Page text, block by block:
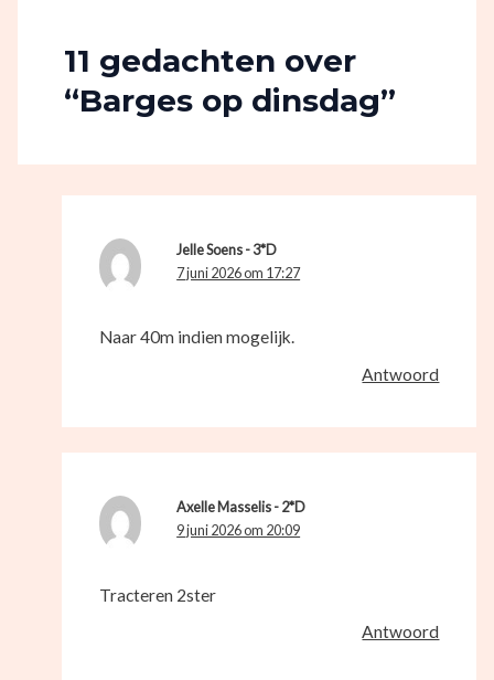
11 gedachten over
“Barges op dinsdag”
Jelle Soens - 3*D
7 juni 2026 om 17:27
Naar 40m indien mogelijk.
Antwoord
Axelle Masselis - 2*D
9 juni 2026 om 20:09
Tracteren 2ster
Antwoord